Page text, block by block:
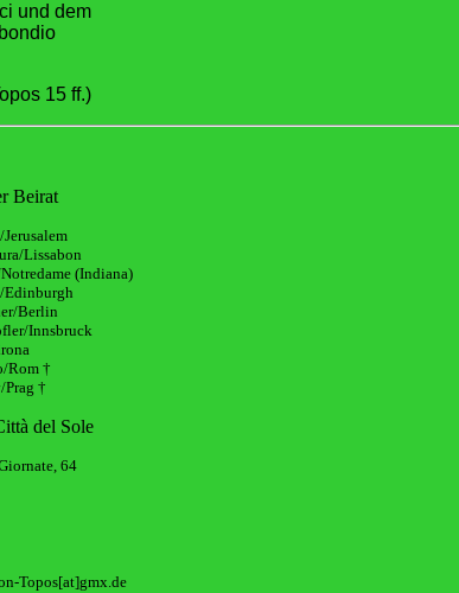
und dem
15 ff.)
Beirat
Jerusalem
Lissabon
(Indiana)
Edinburgh
Berlin
Innsbruck
Rom †
†
del Sole
64
Topos[at]gmx.de